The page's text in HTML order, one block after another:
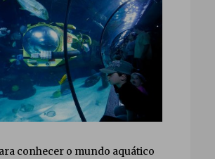
conhecer o mundo aquático